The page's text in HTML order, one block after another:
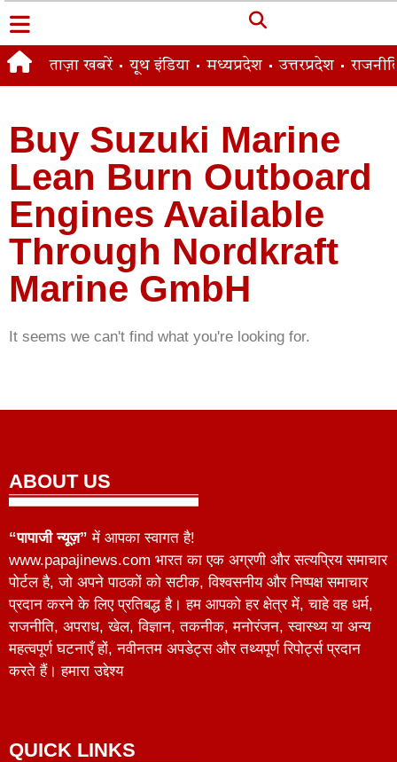
ताज़ा खबरें यूथ इंडिया मध्यप्रदेश उत्तरप्रदेश
Buy Suzuki Marine
Lean Burn Outboard
Engines Available
Through Nordkraft
Marine GmbH
It seems we can't find what you're looking for.
ABOUT US
“पापाजी न्यूज़” में आपका स्वागत है!
www.papajinews.com भारत का एक अग्रणी और सत्यप्रिय समाचार
पोर्टल है, जो अपने पाठकों को सटीक, विश्वसनीय और निष्पक्ष समाचार
प्रदान करने के लिए प्रतिबद्ध है। हम आपको हर क्षेत्र में, चाहे वह धर्म,
राजनीति, अपराध, खेल, विज्ञान, तकनीक, मनोरंजन, स्वास्थ्य या अन्य
महत्वपूर्ण घटनाएँ हों, नवीनतम अपडेट्स और तथ्यपूर्ण रिपोर्ट्स प्रदान
करते हैं। हमारा उद्देश्य
QUICK LINKS